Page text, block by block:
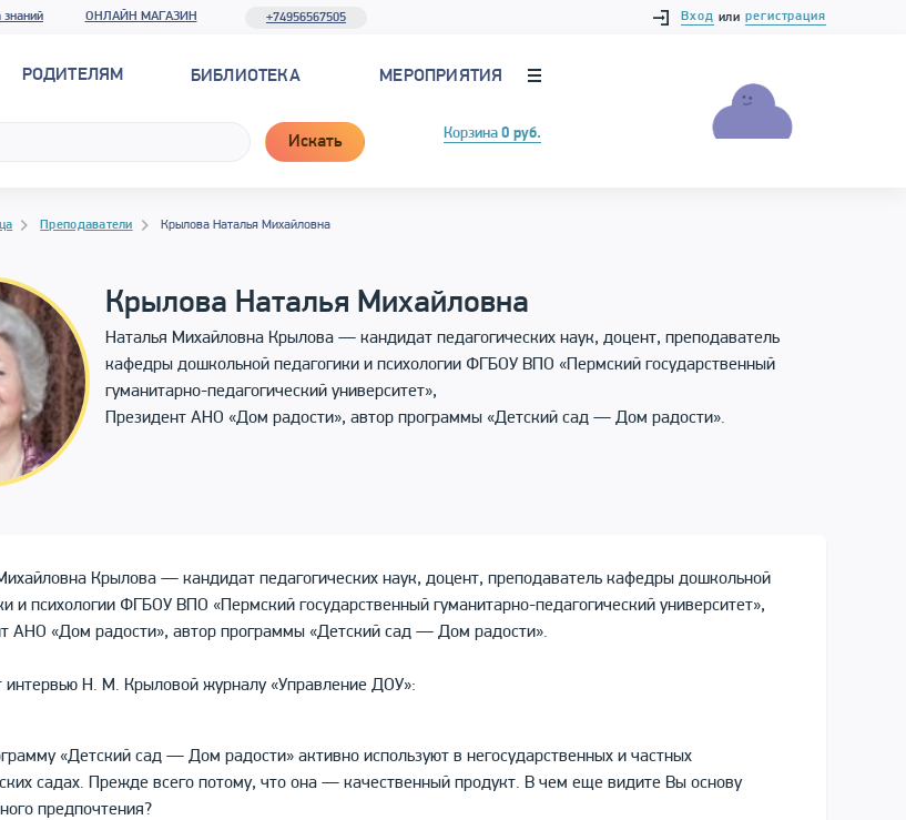
знаний ОНЛАЙН МАГАЗИН +74956567505 Вход или регистрация
РОДИТЕЛЯМ БИБЛИОТЕКА МЕРОПРИЯТИЯ
Искать Корзина 0 руб.
Преподаватели Крылова Наталья Михайловна
Крылова Наталья Михайловна
Наталья Михайловна Крылова — кандидат педагогических наук, доцент, преподаватель
кафедры дошкольной педагогики и психологии ФГБОУ ВПО «Пермский государственный
гуманитарно-педагогический университет»,
Президент АНО «Дом радости», автор программы «Детский сад — Дом радости».
Крылова — кандидат педагогических наук, доцент, преподаватель кафедры дошкольной
и психологии ФГБОУ ВПО «Пермский государственный гуманитарно-педагогический университет»,
АНО «Дом радости», автор программы «Детский сад — Дом радости».
интервью Н. М. Крыловой журналу «Управление ДОУ»:
«Детский сад — Дом радости» активно используют в негосударственных и частных
садах. Прежде всего потому, что она — качественный продукт. В чем еще видите Вы основу
предпочтения?